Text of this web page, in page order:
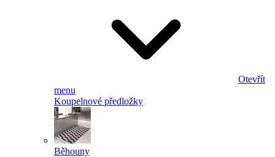
Otevřít
menu
Koupelnové předložky
Běhouny